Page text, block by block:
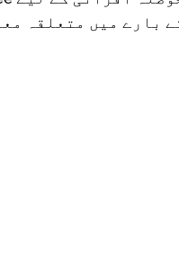
بارے میں متعلقہ